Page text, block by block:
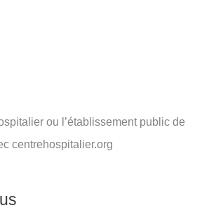
ou l’établissement public de
centrehospitalier.org